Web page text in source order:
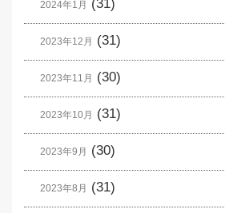
2024年1月 (31)
2023年12月 (31)
2023年11月 (30)
2023年10月 (31)
2023年9月 (30)
2023年8月 (31)